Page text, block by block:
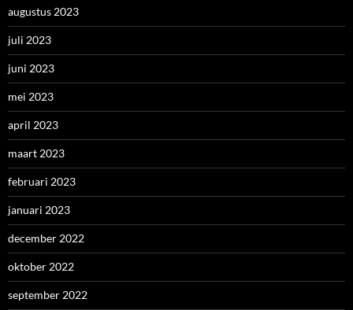
augustus 2023
juli 2023
juni 2023
mei 2023
april 2023
maart 2023
februari 2023
januari 2023
december 2022
oktober 2022
september 2022